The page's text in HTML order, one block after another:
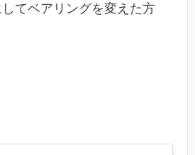
てベアリングを変えた方